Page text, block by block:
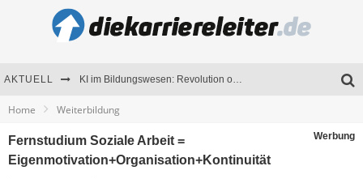
AKTUELL KI im Bildungswesen: Revolution oder Risiko für Schulen und Universitäten?
Home Weiterbildung
Fernstudium Soziale Arbeit =
Eigenmotivation+Organisation+Kontinuität
Werbung